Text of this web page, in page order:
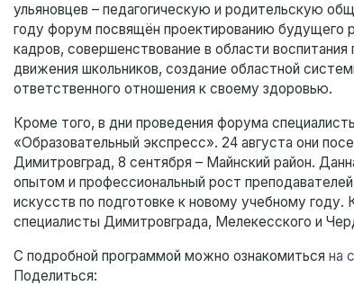
ульяновцев – педагогическую и родительскую
году форум посвящён проектированию будущего
кадров, совершенствование в области
движения школьников, создание областной
ответственного отношения к своему здоровью.
Кроме того, в дни проведения форума
«Образовательный экспресс». 24 августа они
Димитровград, 8 сентября – Майнский район.
опытом и профессиональный рост
искусств по подготовке к новому учебному
специалисты Димитровграда, Мелекесского и
С подробной программой можно ознакомиться на
Поделиться: